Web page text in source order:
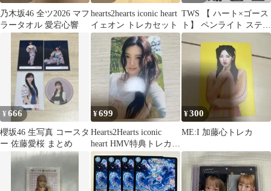
乃木坂46 全ツ2026 マフ
ラータオル 愛宕心響
hearts2hearts iconic heart
イェオン トレカセット
TWS 【 ハート×ゴース
ト】 ペンライト ステッ
カー 24時間以内 発送無
料 送料込 シニュ ジフ
ン ドフン ヨンジェ ハ
ンジン ギョンミン
¥666
櫻坂46 生写真 コースタ
ー 佐藤愛桜 まとめ
¥699
Hearts2Hearts iconic
heart HMV特典トレカ
エイナ
¥300
ME:I 加藤心トレカ